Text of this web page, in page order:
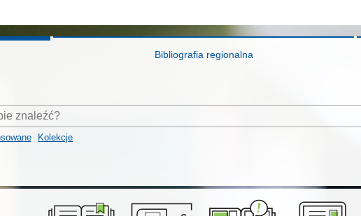
Bibliografia regionalna
Kolekcje